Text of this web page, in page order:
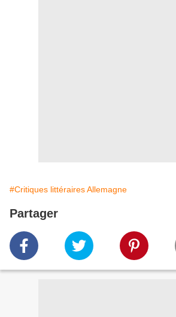
#Critiques littéraires Allemagne
Partager